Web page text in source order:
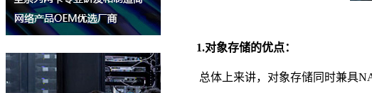
1.对象存储的优点：
总体上来讲，对象存储同时兼具